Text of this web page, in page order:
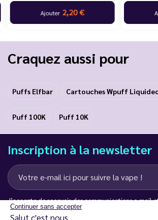
Continuer sans accepter
Salut c'est nous...
Ajouter2,20 €
Craquez aussi pour
Puffs Elfbar Cartouches Wpuff
Puff 100K Puff 10K
Inscription à la newsletter
J’accepte de recevoir des communications e-mail
LD Groupe